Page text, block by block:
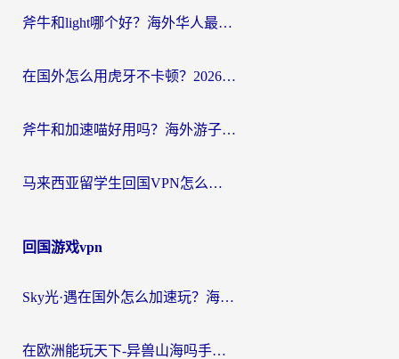
斧牛和light哪个好？海外华人最关心的回国加速器选择难题，一篇讲透
在国外怎么用虎牙不卡顿？2026海外华人亲测有效的回国加速器选择指南
斧牛和加速喵好用吗？海外游子的真实选择困境
马来西亚留学生回国VPN怎么选？3个避坑点+1款实测好用的加速器推荐
回国游戏vpn
Sky光·遇在国外怎么加速玩？海外党亲测有效的国服游戏加速指南
在欧洲能玩天下-异兽山海吗手游？海外玩家的加速器生存指南